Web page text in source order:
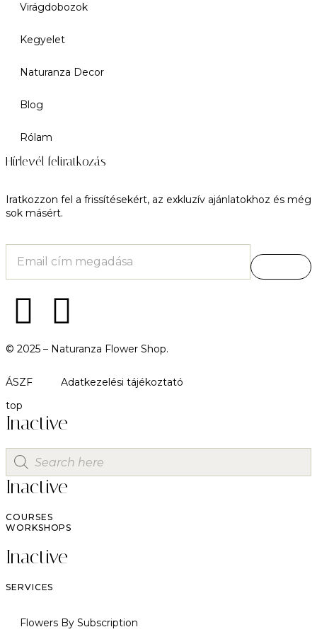
Virágdobozok
Kegyelet
Naturanza Decor
Blog
Rólam
Hírlevél feliratkozás
Iratkozzon fel a frissítésekért, az exkluzív ajánlatokhoz és még
sok másért.
© 2025 – Naturanza Flower Shop.
ÁSZF
Adatkezelési tájékoztató
top
Inactive
Inactive
COURSES
WORKSHOPS
Inactive
SERVICES
Flowers By Subscription